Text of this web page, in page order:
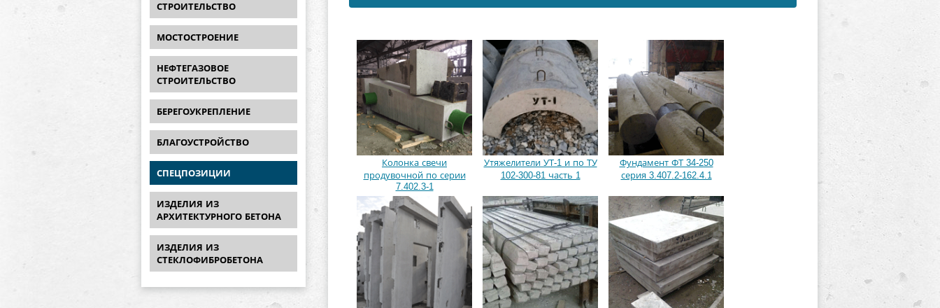
СТРОИТЕЛЬСТВО
МОСТОСТРОЕНИЕ
НЕФТЕГАЗОВОЕ
СТРОИТЕЛЬСТВО
БЕРЕГОУКРЕПЛЕНИЕ
БЛАГОУСТРОЙСТВО
СПЕЦПОЗИЦИИ
ИЗДЕЛИЯ ИЗ
АРХИТЕКТУРНОГО БЕТОНА
ИЗДЕЛИЯ ИЗ
СТЕКЛОФИБРОБЕТОНА
Колонка свечи
продувочной по серии
7.402.3-1
Утяжелители УТ-1 и по ТУ
102-300-81 часть 1
Фундамент ФТ 34-250
серия 3.407.2-162.4.1